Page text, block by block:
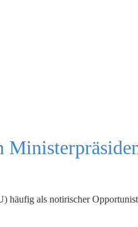
häufig als notirischer